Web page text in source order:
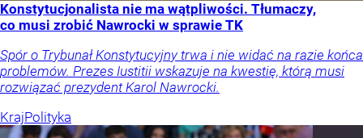
Konstytucjonalista nie ma wątpliwości. Tłumaczy,
co musi zrobić Nawrocki w sprawie TK
Spór o Trybunał Konstytucyjny trwa i nie widać na razie końca
problemów. Prezes Iustitii wskazuje na kwestię, którą musi
rozwiązać prezydent Karol Nawrocki.
KrajPolityka